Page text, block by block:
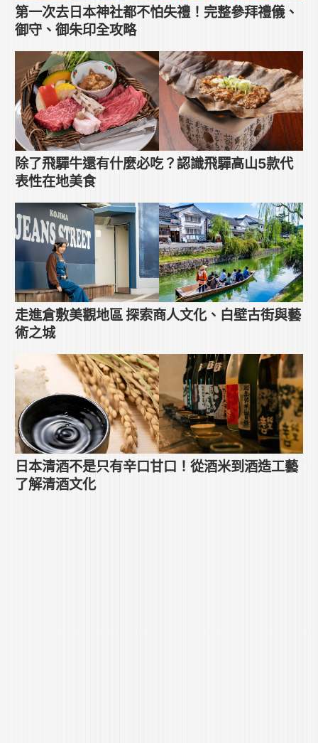
第一次去日本神社都不怕失禮！完整參拜禮儀、
御守、御朱印全攻略
除了飛驒牛還有什麼必吃？認識飛驒高山5款代
表性在地美食
走進倉敷美觀地區 探索商人文化、白壁古街與藝
術之城
日本清酒不是只有辛口甘口！從酒米到酒造工藝
了解清酒文化